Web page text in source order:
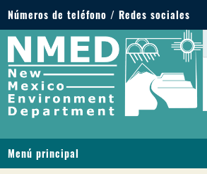
Números de teléfono / Redes sociales
Teléfono: 505-827-2855
1-800-219-6157
Emergencias medioambientales: 505-
(24 horas)
Menú principal